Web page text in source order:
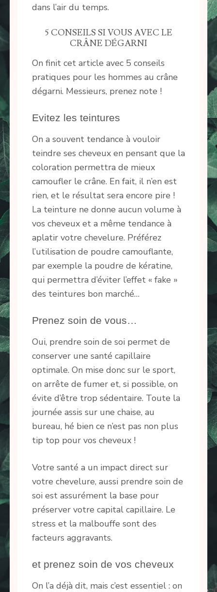
dans l’air du temps.
5 CONSEILS SI VOUS AVEC LE
CRÂNE DÉGARNI
On finit cet article avec 5 conseils
pratiques pour les hommes au crâne
dégarni. Messieurs, prenez note !
Evitez les teintures
On a souvent tendance à vouloir
teindre ses cheveux en pensant que la
coloration permettra de mieux
camoufler le crâne. En fait, il n’en est
rien, et le résultat sera encore pire !
La teinture ne donne aucun volume à
vos cheveux et a même tendance à
aplatir votre chevelure. Préférez
l’utilisation de poudre camouflante,
par exemple la poudre de kératine,
qui permettra d’éviter l’effet « fake »
des teintures bon marché…
Prenez soin de vous…
Oui, prendre soin de soi permet de
conserver une santé capillaire
optimale. On mise donc sur le sport,
on arrête de fumer et, si possible, on
évite d’être trop sédentaire. Toute la
journée assis sur une chaise, au
bureau, hé bien ce n’est pas non plus
tip top pour vos cheveux !
Votre santé a un impact direct sur
votre chevelure, aussi prendre soin de
soi est assurément la base pour
préserver votre capital capillaire. Le
stress et la malbouffe sont des
facteurs aggravants.
et prenez soin de vos cheveux
On l’a déjà dit, mais c’est essentiel : on